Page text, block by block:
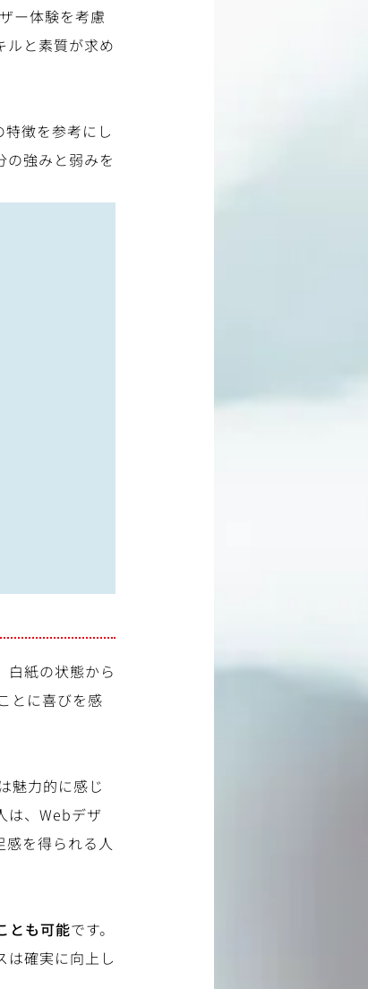
ー体験を考慮
ルと素質が求め
徴を参考にし
の強みと弱みを
白紙の状態から
とに喜びを感
魅力的に感じ
は、Webデザ
を得られる人
とも可能です。
は確実に向上し